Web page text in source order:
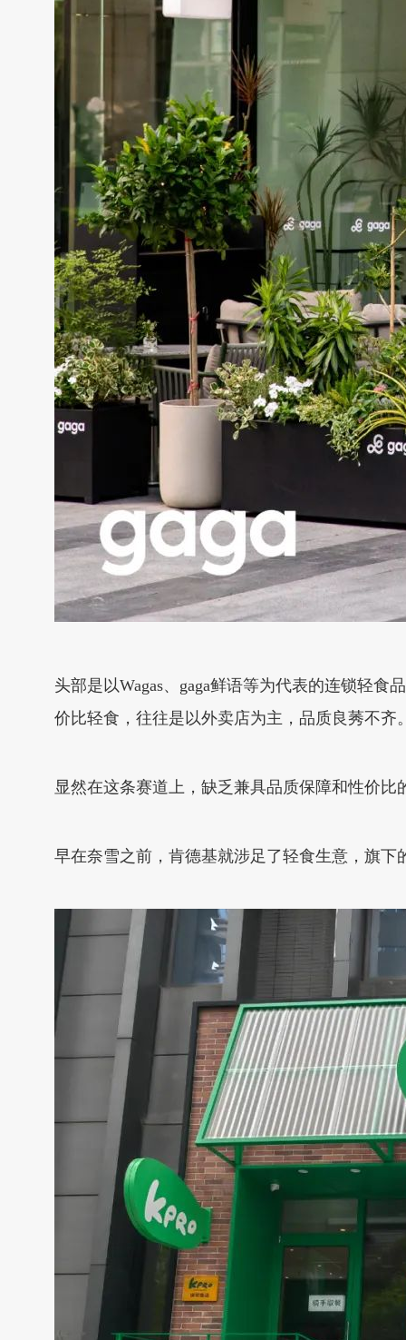
头部是以Wagas、gaga鲜语等为代表的连锁轻
价比轻食，往往是以外卖店为主，品质良莠不齐
显然在这条赛道上，缺乏兼具品质保障和性价比
早在奈雪之前，肯德基就涉足了轻食生意，旗下